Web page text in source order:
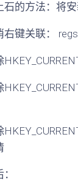
石的方法：将
右键关联：